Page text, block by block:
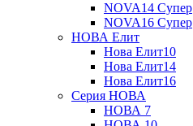
NOVA14 Супер
NOVA16 Супер
НОВА Елит
Нова Елит10
Нова Елит14
Нова Елит16
Серия НОВА
НОВА 7